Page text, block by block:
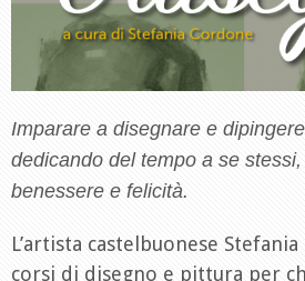
Imparare a disegnare e
dedicando del tempo a se
benessere e felicità.
L’artista castelbuonese
corsi di disegno e pittura per